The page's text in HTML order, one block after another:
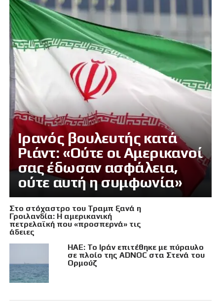
Ιρανός βουλευτής κατά
Ριάντ: «Ούτε οι Αμερικανοί
σας έδωσαν ασφάλεια,
ούτε αυτή η συμφωνία»
Στο στόχαστρο του Τραμπ ξανά η
Γροιλανδία: Η αμερικανική
πετρελαϊκή που «προσπερνά» τις
άδειες
ΗΑΕ: Το Ιράν επιτέθηκε με πύραυλο
σε πλοίο της ADNOC στα Στενά του
Ορμούζ